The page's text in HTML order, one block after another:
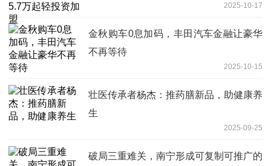
2025-10-17
金秋购车0息加码，丰田汽车金融让豪华
不再等待
2025-10-15
壮医传承者杨杰：推药膳新品，助健康养
生
2025-09-25
破局三重难关，南宁形成可复制可推广的